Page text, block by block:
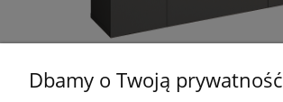
Dbamy o Twoją prywatność